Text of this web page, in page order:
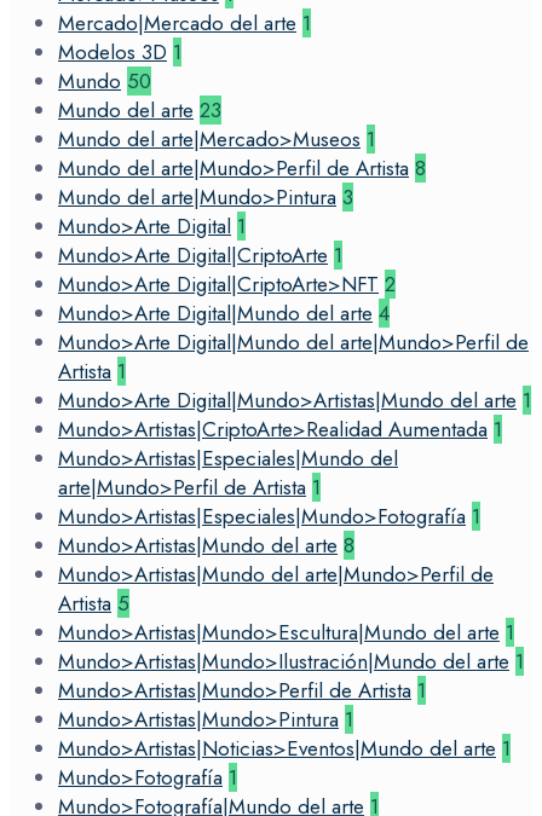
Mercado|Mercado del arte 1
Modelos 3D 1
Mundo 50
Mundo del arte 23
Mundo del arte|Mercado>Museos 1
Mundo del arte|Mundo>Perfil de Artista 8
Mundo del arte|Mundo>Pintura 3
Mundo>Arte Digital 1
Mundo>Arte Digital|CriptoArte 1
Mundo>Arte Digital|CriptoArte>NFT 2
Mundo>Arte Digital|Mundo del arte 4
Mundo>Arte Digital|Mundo del arte|Mundo>Perfil de
Artista 1
Mundo>Arte Digital|Mundo>Artistas|Mundo del arte 1
Mundo>Artistas|CriptoArte>Realidad Aumentada 1
Mundo>Artistas|Especiales|Mundo del
arte|Mundo>Perfil de Artista 1
Mundo>Artistas|Especiales|Mundo>Fotografía 1
Mundo>Artistas|Mundo del arte 8
Mundo>Artistas|Mundo del arte|Mundo>Perfil de
Artista 5
Mundo>Artistas|Mundo>Escultura|Mundo del arte 1
Mundo>Artistas|Mundo>Ilustración|Mundo del arte 1
Mundo>Artistas|Mundo>Perfil de Artista 1
Mundo>Artistas|Mundo>Pintura 1
Mundo>Artistas|Noticias>Eventos|Mundo del arte 1
Mundo>Fotografía 1
Mundo>Fotografía|Mundo del arte 1